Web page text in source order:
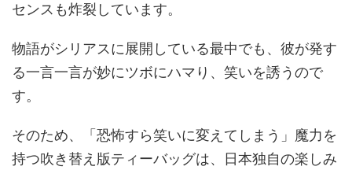
センスも炸裂しています。
物語がシリアスに展開している最中でも、彼が発す
る一言一言が妙にツボにハマり、笑いを誘うので
す。
そのため、「恐怖すら笑いに変えてしまう」魔力を
持つ吹き替え版ティーバッグは、日本独自の楽しみ